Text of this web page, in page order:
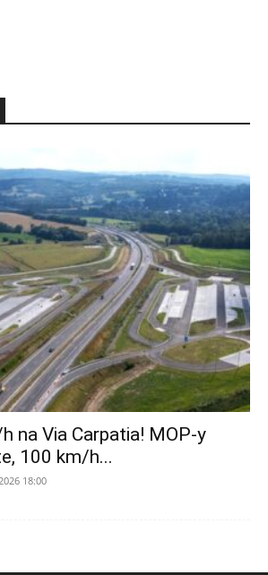
na Via Carpatia! MOP-y
100 km/h...
18:00